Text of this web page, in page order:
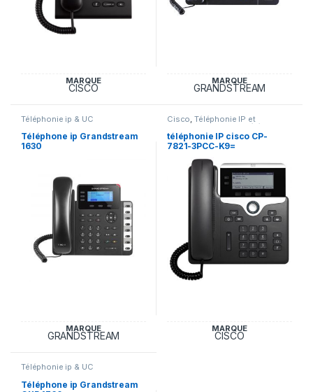
MARQUE
CISCO
MARQUE
GRANDSTREAM
Téléphonie ip & UC
Téléphone ip Grandstream
1630
MARQUE
GRANDSTREAM
Cisco ,Téléphonie IP et
Accessoires Cisco Téléphonie
ip & UC
téléphonie IP cisco CP-
7821-3PCC-K9=
MARQUE
CISCO
Téléphonie ip & UC
Téléphone ip Grandstream